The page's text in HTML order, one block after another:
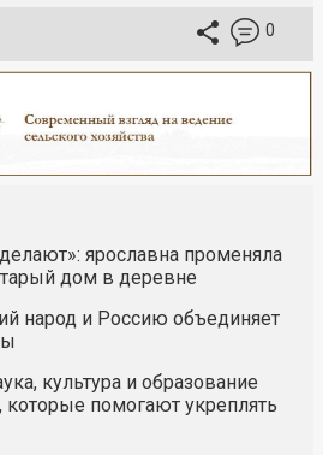
0
делают»: ярославна променяла
дом в деревне
народ и Россию объединяет
культура и образование
которые помогают укреплять